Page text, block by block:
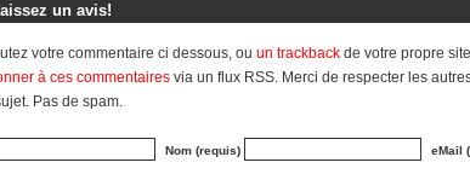
un avis!
votre commentaire ci dessous, ou un trackback de votre propre
à ces commentaires via un flux RSS. Merci de respecter les
Pas de spam.
Nom (requis) eMail